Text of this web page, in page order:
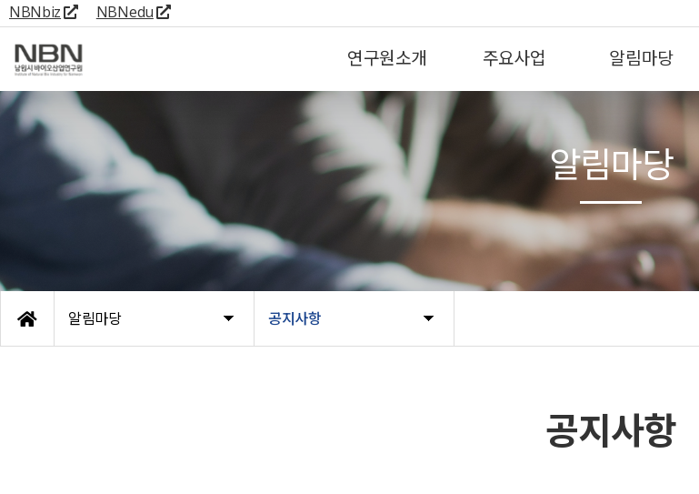
NBNbiz NBNedu
연구원소개 주요사업 알림마당
알림마당 공지사항
알림마당
공지사항